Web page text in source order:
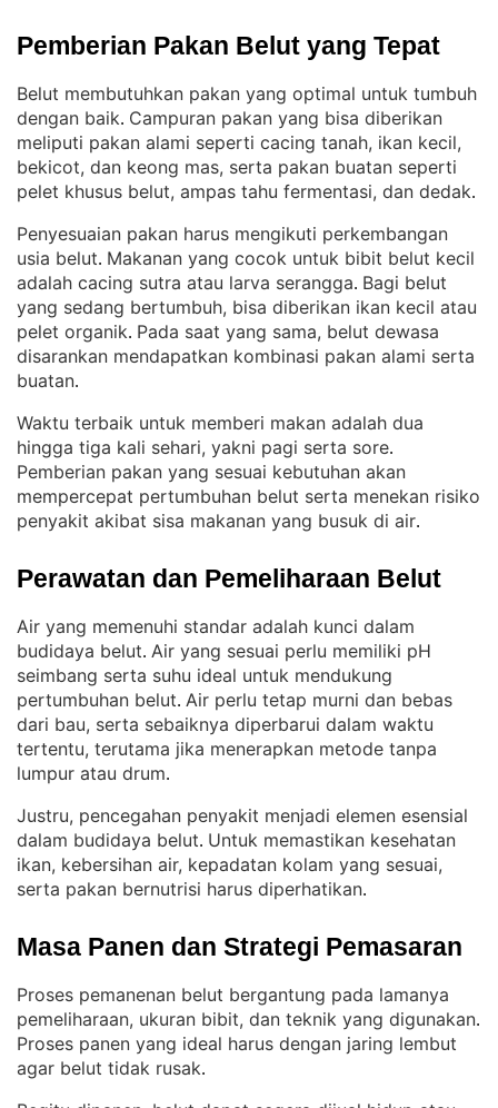
Pemberian Pakan Belut yang Tepat
Belut membutuhkan pakan yang optimal untuk tumbuh
dengan baik. Campuran pakan yang bisa diberikan
meliputi pakan alami seperti cacing tanah, ikan kecil,
bekicot, dan keong mas, serta pakan buatan seperti
pelet khusus belut, ampas tahu fermentasi, dan dedak.
Penyesuaian pakan harus mengikuti perkembangan
usia belut. Makanan yang cocok untuk bibit belut kecil
adalah cacing sutra atau larva serangga. Bagi belut
yang sedang bertumbuh, bisa diberikan ikan kecil atau
pelet organik. Pada saat yang sama, belut dewasa
disarankan mendapatkan kombinasi pakan alami serta
buatan.
Waktu terbaik untuk memberi makan adalah dua
hingga tiga kali sehari, yakni pagi serta sore
Pemberian pakan yang sesuai kebutuhan akan
mempercepat pertumbuhan belut serta menekan risiko
penyakit akibat sisa makanan yang busuk di air.
Perawatan dan Pemeliharaan Belut
Air yang memenuhi standar adalah kunci dalam
budidaya belut. Air yang sesuai perlu memiliki pH
seimbang serta suhu ideal untuk mendukung
pertumbuhan belut. Air perlu tetap murni dan bebas
dari bau, serta sebaiknya diperbarui dalam waktu
tertentu, terutama jika menerapkan metode tanpa
lumpur atau drum.
Justru, pencegahan penyakit menjadi elemen esensial
dalam budidaya belut. Untuk memastikan kesehatan
ikan, kebersihan air, kepadatan kolam yang sesuai,
serta pakan bernutrisi harus diperhatikan.
Masa Panen dan Strategi Pemasaran
Proses pemanenan belut bergantung pada lamanya
pemeliharaan, ukuran bibit, dan teknik yang digunakan
Proses panen yang ideal harus dengan jaring lembut
agar belut tidak rusak.